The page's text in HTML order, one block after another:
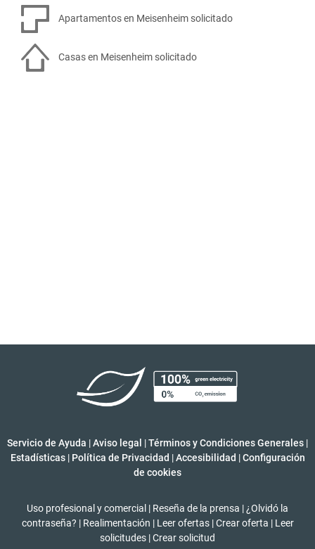
Apartamentos en Meisenheim solicitado
Casas en Meisenheim solicitado
Servicio de Ayuda |Aviso legal |Términos y Condiciones Generales |
Estadísticas | Política de Privacidad | Accesibilidad | Configuración
de cookies
Uso profesional y comercial | Reseña de la prensa | ¿Olvidó la
contraseña? | Realimentación | Leer ofertas | Crear oferta | Leer
solicitudes |Crear solicitud